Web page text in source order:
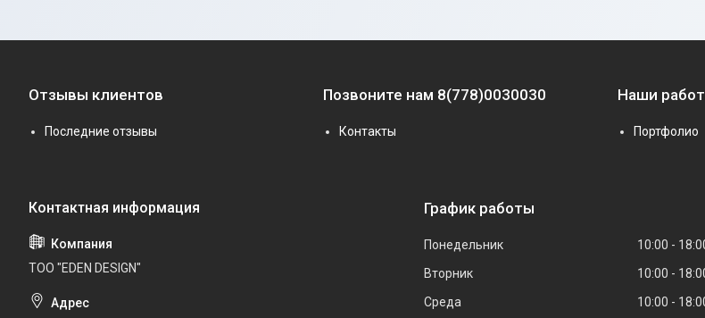
Отзывы клиентов
Последние отзывы
Позвоните нам 8(778)0030030
Контакты
Наши
Портфолио
ТОО "EDEN DESIGN"
График работы
Понедельник 10:00
Вторник
10:00
Среда
10:00